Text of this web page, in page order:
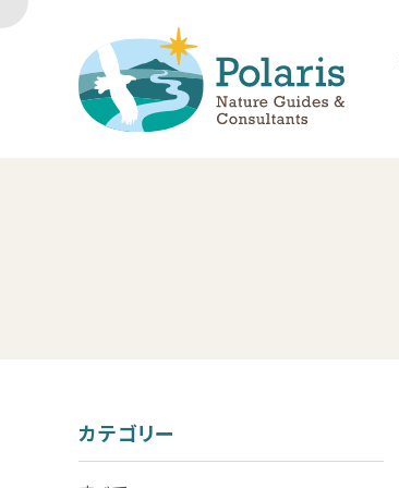
カテゴリー